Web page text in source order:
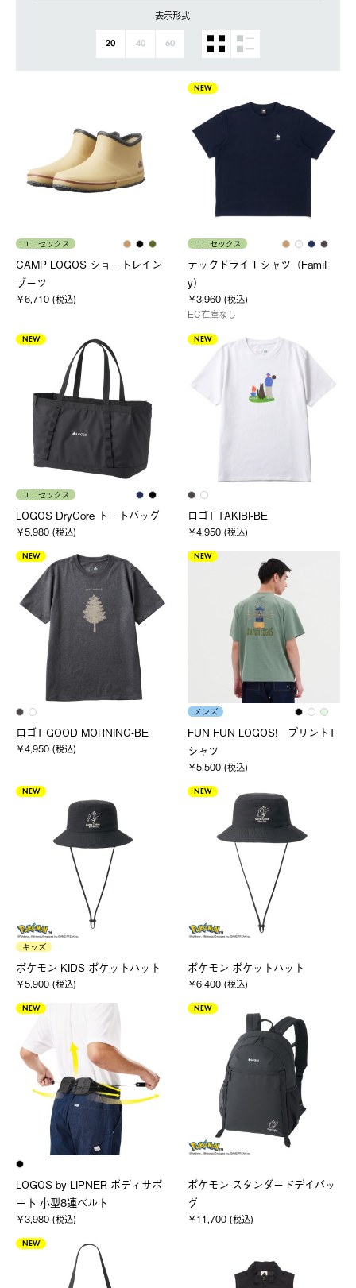
表示形式
20 40 60
ユニセックス
CAMP LOGOS ショートレイン
ブーツ
￥6,710 (税込)
NEW
ユニセックス
テックドライＴシャツ（Famil
y）
￥3,960 (税込)
EC在庫なし
NEW
ユニセックス
LOGOS DryCore トートバッグ
￥5,980 (税込)
NEW
ロゴT TAKIBI-BE
￥4,950 (税込)
NEW
ロゴT GOOD MORNING-BE
￥4,950 (税込)
NEW
メンズ
FUN FUN LOGOS! プリントT
シャツ
￥5,500 (税込)
NEW
キッズ
ポケモン KIDS ポケットハット
￥5,900 (税込)
NEW
ポケモン ポケットハット
￥6,400 (税込)
NEW
LOGOS by LIPNER ボディサポ
ート 小型8連ベルト
￥3,980 (税込)
NEW
ポケモン スタンダードデイバッ
グ
￥11,700 (税込)
NEW